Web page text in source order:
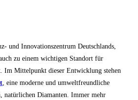
und Innovationszentrum Deutschlands,
zu einem wichtigen Standort für
Im Mittelpunkt dieser Entwicklung stehen
, eine moderne und umweltfreundliche
natürlichen Diamanten. Immer mehr